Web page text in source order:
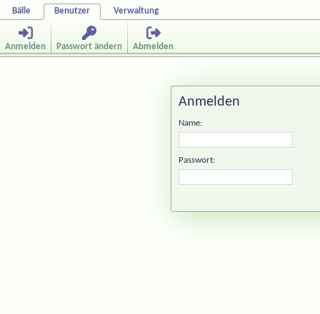
Bälle Benutzer Verwaltung
Anmelden Passwort ändern Abmelden
Anmelden
Name:
Passwort: